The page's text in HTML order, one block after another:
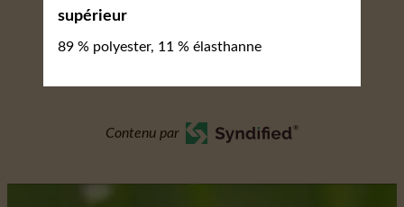
supérieur
89 % polyester, 11 % élasthanne
Contenu par